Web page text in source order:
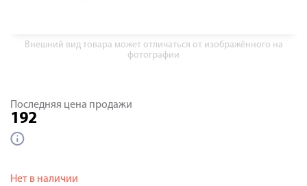
Внешний вид товара может отличаться от изображённого на
фотографии
Последняя цена продажи
192
Нет в наличии